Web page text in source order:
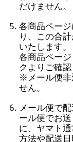
だけません。
各商品ペー
り、この合
いたします。
各商品ペー
クよりご確認
※メール便非
せん。
メール便で
ール便でお
に、ヤマト
方法や配送